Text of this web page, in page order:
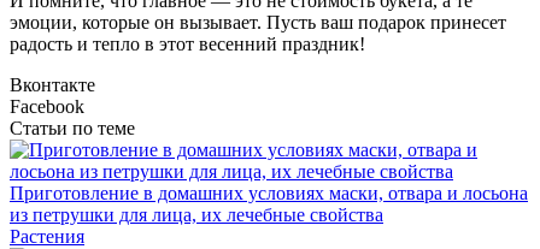
эмоции, которые он вызывает. Пусть ваш подарок принесет
радость и тепло в этот весенний праздник!
Вконтакте
Facebook
Статьи по теме
Приготовление в домашних условиях маски, отвара и лосьона
из петрушки для лица, их лечебные свойства
Растения